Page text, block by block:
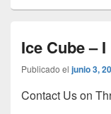
Ice Cube –
Publicado el junio 3,
Contact Us on